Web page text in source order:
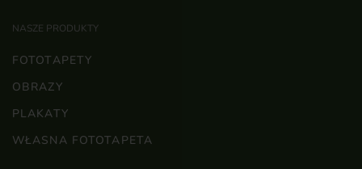
NASZE PRODUKTY
FOTOTAPETY
OBRAZY
PLAKATY
WŁASNA FOTOTAPETA